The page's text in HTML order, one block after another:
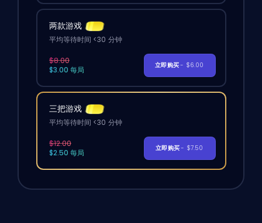
两款游戏
平均等待时间 <30 分钟
$8.00
$3.00 每局
立即购买- $6.00
三把游戏
平均等待时间 <30 分钟
$12.00
$2.50 每局
立即购买- $7.50